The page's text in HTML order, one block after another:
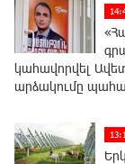
կահավորվել
արձակումը